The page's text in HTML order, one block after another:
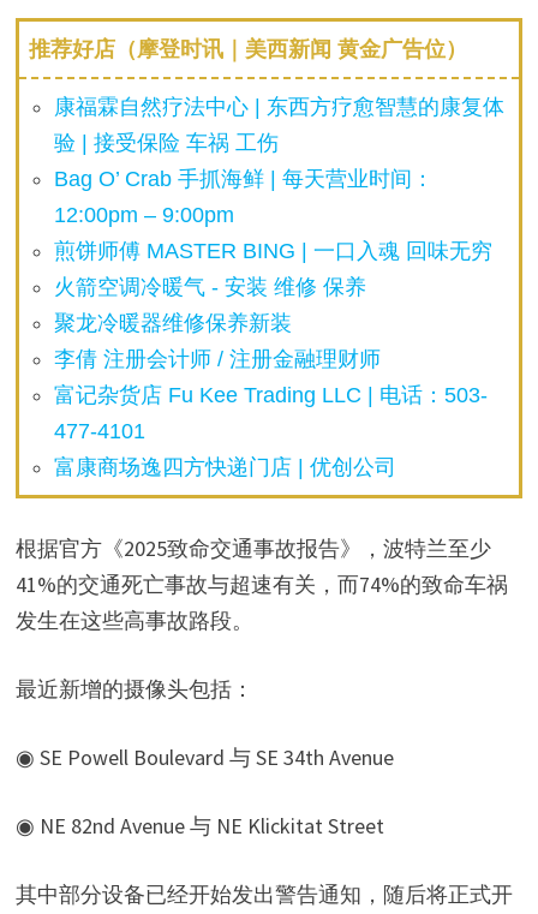
推荐好店（摩登时讯｜美西新闻 黄金广告位）
康福霖自然疗法中心 | 东西方疗愈智慧的康复体
验 | 接受保险 车祸 工伤
Bag O’ Crab 手抓海鲜 | 每天营业时间：
12:00pm – 9:00pm
煎饼师傅 MASTER BING | 一口入魂 回味无穷
火箭空调冷暖气 - 安装 维修 保养
聚龙冷暖器维修保养新装
李倩 注册会计师 / 注册金融理财师
富记杂货店 Fu Kee Trading LLC | 电话：503-
477-4101
富康商场逸四方快递门店 | 优创公司
根据官方《2025致命交通事故报告》，波特兰至少
41%的交通死亡事故与超速有关，而74%的致命车祸
发生在这些高事故路段。
最近新增的摄像头包括：
◉ SE Powell Boulevard 与 SE 34th Avenue
◉ NE 82nd Avenue 与 NE Klickitat Street
其中部分设备已经开始发出警告通知，随后将正式开